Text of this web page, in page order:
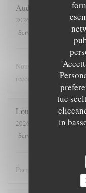
tue
in
Audrey
2026-05-16
- 19:45 -
Servizio
Atmosfera
Nous nous sommes
recommandons !
Louis
2026-05-25
- 12:30 -
Servizio
Parmis les meilleures